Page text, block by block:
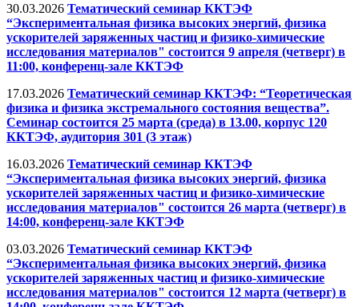
30.03.2026 Тематический семинар ККТЭФ
“Экспериментальная физика высоких энергий, физика
ускорителей заряженных частиц и физико-химические
исследования материалов" состоится 9 апреля (четверг) в
11:00, конференц-зале ККТЭФ
17.03.2026 Тематический семинар ККТЭФ: “Теоретическая
физика и физика экстремального состояния вещества”.
Семинар состоится 25 марта (среда) в 13.00, корпус 120
ККТЭФ, аудитория 301 (3 этаж)
16.03.2026 Тематический семинар ККТЭФ
“Экспериментальная физика высоких энергий, физика
ускорителей заряженных частиц и физико-химические
исследования материалов" состоится 26 марта (четверг) в
14:00, конференц-зале ККТЭФ
03.03.2026 Тематический семинар ККТЭФ
“Экспериментальная физика высоких энергий, физика
ускорителей заряженных частиц и физико-химические
исследования материалов" состоится 12 марта (четверг) в